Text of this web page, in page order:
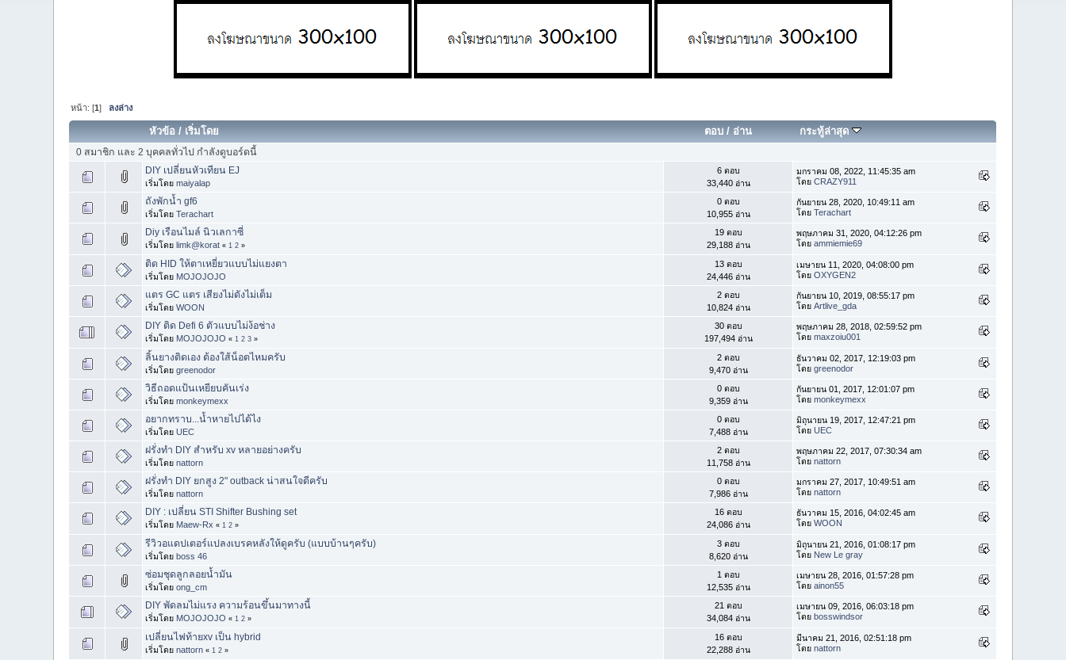
หน้า: [1] ลงล่าง
หัวข้อ / เริ่มโดย ตอบ/ อ่าน กระทู้ล่าสุด
0 สมาชิก และ 2 บุคคลทั่วไป กำลังดูบอร์ดนี้
DIY เปลี่ยนหัวเทียน EJ
เริ่มโดยmaiyalap
6 ตอบ
33,440 อ่าน
มกราคม 08, 2022, 11:45:35 am
โดยCRAZY911
ถังพักน้ำ gf6
เริ่มโดยTerachart
0 ตอบ
10,955 อ่าน
กันยายน 28, 2020, 10:49:11 am
โดยTerachart
Diy เรือนไมล์ นิวเลกาซี่
เริ่มโดยlimk@korat « 1 2 »
19 ตอบ
29,188 อ่าน
พฤษภาคม 31, 2020, 04:12:26 pm
โดยammiemie69
ติด HID ให้ตาเหยี่ยวแบบไม่แยงตา
เริ่มโดย MOJOJOJO
13 ตอบ
24,446 อ่าน
เมษายน 11, 2020, 04:08:00 pm
โดยOXYGEN2
แตร GC แตร เสียงไม่ดังไม่เต็ม
เริ่มโดยWOON
2 ตอบ
10,824 อ่าน
กันยายน 10, 2019, 08:55:17 pm
โดยArtlive_gda
DIY ติด Defi 6 ตัวแบบไม่ง้อช่าง
เริ่มโดย MOJOJOJO « 1 2 3 »
30 ตอบ
197,494 อ่าน
พฤษภาคม 28, 2018, 02:59:52 pm
โดยmaxzoiu001
ลิ้นยางติดเอง ต้องใส้น็อตไหมครับ
เริ่มโดยgreenodor
2 ตอบ
9,470 อ่าน
ธันวาคม 02, 2017, 12:19:03 pm
โดยgreenodor
วิธีถอดแป้นเหยียบคันเร่ง
เริ่มโดยmonkeymexx
0 ตอบ
9,359 อ่าน
กันยายน 01, 2017, 12:01:07 pm
โดยmonkeymexx
อยากทราบ...น้ำหายไปได้ไง
เริ่มโดยUEC
0 ตอบ
7,488 อ่าน
มิถุนายน 19, 2017, 12:47:21 pm
โดยUEC
ฝรั่งทำ DIY สำหรับ xv หลายอย่างครับ
เริ่มโดยnattorn
2 ตอบ
11,758 อ่าน
พฤษภาคม 22, 2017, 07:30:34 am
โดยnattorn
ฝรั่งทำ DIY ยกสูง 2" outback น่าสนใจดีครับ
เริ่มโดยnattorn
0 ตอบ
7,986 อ่าน
มกราคม 27, 2017, 10:49:51 am
โดยnattorn
DIY : เปลี่ยน STI Shifter Bushing set
เริ่มโดย Maew-Rx « 1 2 »
16 ตอบ
24,086 อ่าน
ธันวาคม 15, 2016, 04:02:45 am
โดยWOON
รีวิวอแดปเตอร์แปลงเบรคหลังให้ดูครับ (แบบบ้านๆครับ)
เริ่มโดยboss 46
3 ตอบ
8,620 อ่าน
มิถุนายน 21, 2016, 01:08:17 pm
โดย New Le gray
ซ่อมชุดลูกลอยน้ำมัน
เริ่มโดยong_cm
1 ตอบ
12,535 อ่าน
เมษายน 28, 2016, 01:57:28 pm
โดยainon55
DIY พัดลมไม่แรง ความร้อนขึ้นมาทางนี้
เริ่มโดย MOJOJOJO « 1 2 »
21 ตอบ
34,084 อ่าน
เมษายน 09, 2016, 06:03:18 pm
โดยbosswindsor
เปลี่ยนไฟท้ายxv เป็น hybrid
เริ่มโดยnattorn « 1 2 »
16 ตอบ
22,288 อ่าน
มีนาคม 21, 2016, 02:51:18 pm
โดยnattorn